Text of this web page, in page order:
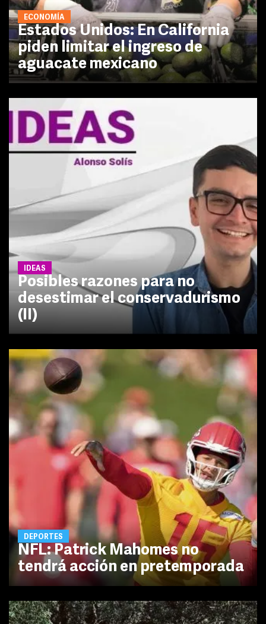
ECONOMÍA
Estados Unidos: En California
piden limitar el ingreso de
aguacate mexicano
IDEAS
Posibles razones para no
desestimar el conservadurismo
(II)
DEPORTES
NFL: Patrick Mahomes no
tendrá acción en pretemporada